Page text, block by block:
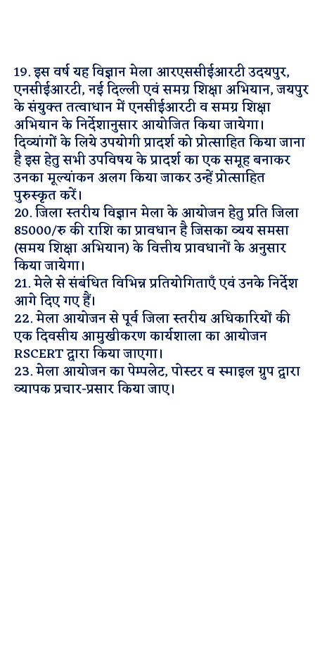
19. इस वर्ष यह विज्ञान मेला आरएससीईआरटी उदयपुर,
एनसीईआरटी, नई दिल्ली एवं समग्र शिक्षा अभियान, जयपुर
के संयुक्त तत्वाधान में एनसीईआरटी व समग्र शिक्षा
अभियान के निर्देशानुसार आयोजित किया जायेगा।
दिव्यांगों के लिये उपयोगी प्रादर्श को प्रोत्साहित किया जाना
है इस हेतु सभी उपविषय के प्रादर्श का एक समूह बनाकर
उनका मूल्यांकन अलग किया जाकर उन्हें प्रोत्साहित
पुरुस्कृत करें।
20. जिला स्तरीय विज्ञान मेला के आयोजन हेतु प्रति जिला
85000/रु की राशि का प्रावधान है जिसका व्यय समसा
(समय शिक्षा अभियान) के वित्तीय प्रावधानों के अनुसार
किया जायेगा।
21. मेले से संबंधित विभिन्न प्रतियोगिताएँ एवं उनके निर्देश
आगे दिए गए हैं।
22. मेला आयोजन से पूर्व जिला स्तरीय अधिकारियों की
एक दिवसीय आमुखीकरण कार्यशाला का आयोजन
RSCERT द्वारा किया जाएगा।
23. मेला आयोजन का पेम्पलेट, पोस्टर व स्माइल ग्रुप द्वारा
व्यापक प्रचार-प्रसार किया जाए।